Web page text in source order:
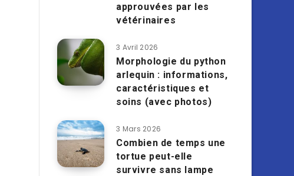
approuvées par les
vétérinaires
3 Avril 2026
Morphologie du python
arlequin : informations,
caractéristiques et
soins (avec photos)
3 Mars 2026
Combien de temps une
tortue peut-elle
survivre sans lampe